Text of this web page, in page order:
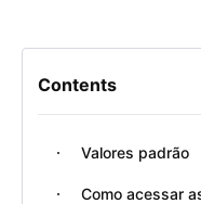
Contents
Valores padrão
Como acessar